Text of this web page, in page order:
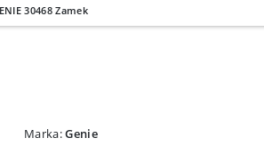
30468 Zamek
Marka:Genie